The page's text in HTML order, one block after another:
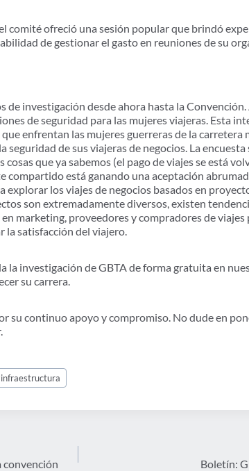
comité ofreció una sesión popular que brindó
de gestionar el gasto en reuniones de su
de investigación desde ahora hasta la
de seguridad para las mujeres viajeras. Esta
enfrentan las mujeres guerreras de la carretera
seguridad de sus viajeras de negocios. La
cosas que ya sabemos (el pago de viajes se está
está ganando una aceptación
los viajes de negocios basados en
son extremadamente diversos, existen
marketing, proveedores y compradores de
la satisfacción del viajero.
la investigación de GBTA de forma gratuita en
su carrera.
su continuo apoyo y compromiso. No dude en
infraestructura
convención Boletín: